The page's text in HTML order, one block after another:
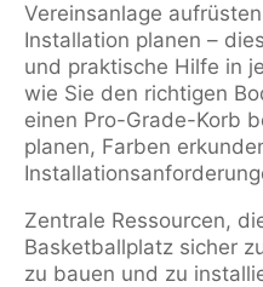
Vereinsanlage
Installation planen –
und praktische Hilfe in
wie Sie den richtigen
einen Pro-Grade-Korb
planen, Farben
Zentrale Ressourcen,
Basketballplatz sicher
zu bauen und zu